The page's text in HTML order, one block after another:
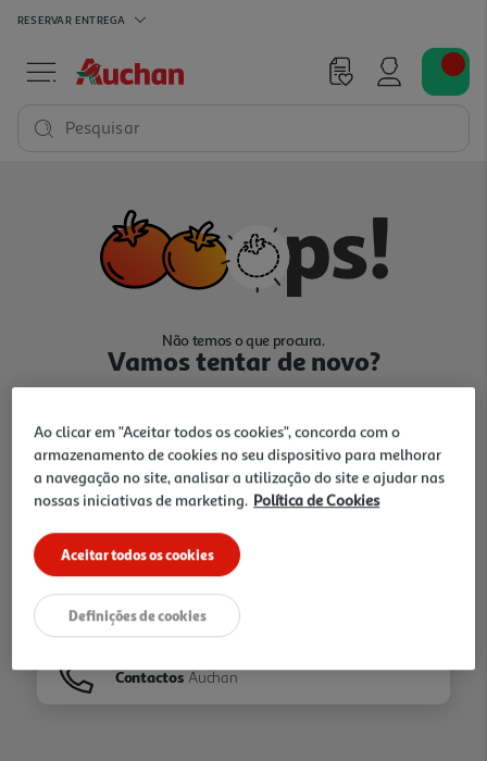
RESERVAR ENTREGA
Pesquisar
Não temos o que procura.
Vamos tentar de novo?
Ir para Homepage
Folhetos
Contactos Auchan
Ao clicar em "Aceitar todos os cookies", concorda com o
armazenamento de cookies no seu dispositivo para melhorar
a navegação no site, analisar a utilização do site e ajudar nas
nossas iniciativas de marketing. Política de Cookies
Aceitar todos os cookies
Definições de cookies